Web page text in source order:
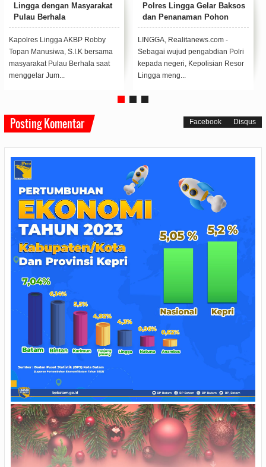
Lingga dengan Masyarakat
Pulau Berhala
Kapolres Lingga AKBP Robby
Topan Manusiwa, S.I.K bersama
masyarakat Pulau Berhala saat
menggelar Jum...
Polres Lingga Gelar Baksos
dan Penanaman Pohon
Serentak di Seluruh
Indonesia
LINGGA, Realitanews.com -
Sebagai wujud pengabdian Polri
kepada negeri, Kepolisian Resor
Lingga meng...
Posting Komentar Facebook Disqus